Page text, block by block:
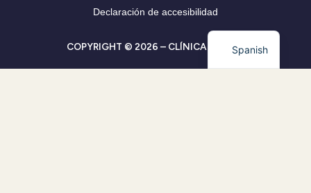
Declaración de accesibilidad
COPYRIGHT © 2026 – CLÍNICA CLEVERSpanish